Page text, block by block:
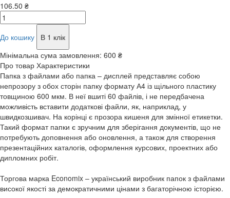
106.50 ₴
До кошику
В 1 клік
Мінімальна сума замовлення: 600 ₴
Про товар Характеристики
Папка з файлами або папка – дисплей представляє собою
непрозору з обох сторін папку формату А4 із щільного пластику
товщиною 600 мкм. В неї вшиті 60 файлів, і не передбачена
можливість вставити додаткові файли, як, наприклад, у
швидкозшивач. На корінці є прозора кишеня для змінної етикетки.
Такий формат папки є зручним для зберігання документів, що не
потребують доповнення або оновлення, а також для створення
презентаційних каталогів, оформлення курсових, проектних або
дипломних робіт.
Торгова марка Economix – український виробник папок з файлами
високої якості за демократичними цінами з багаторічною історією.